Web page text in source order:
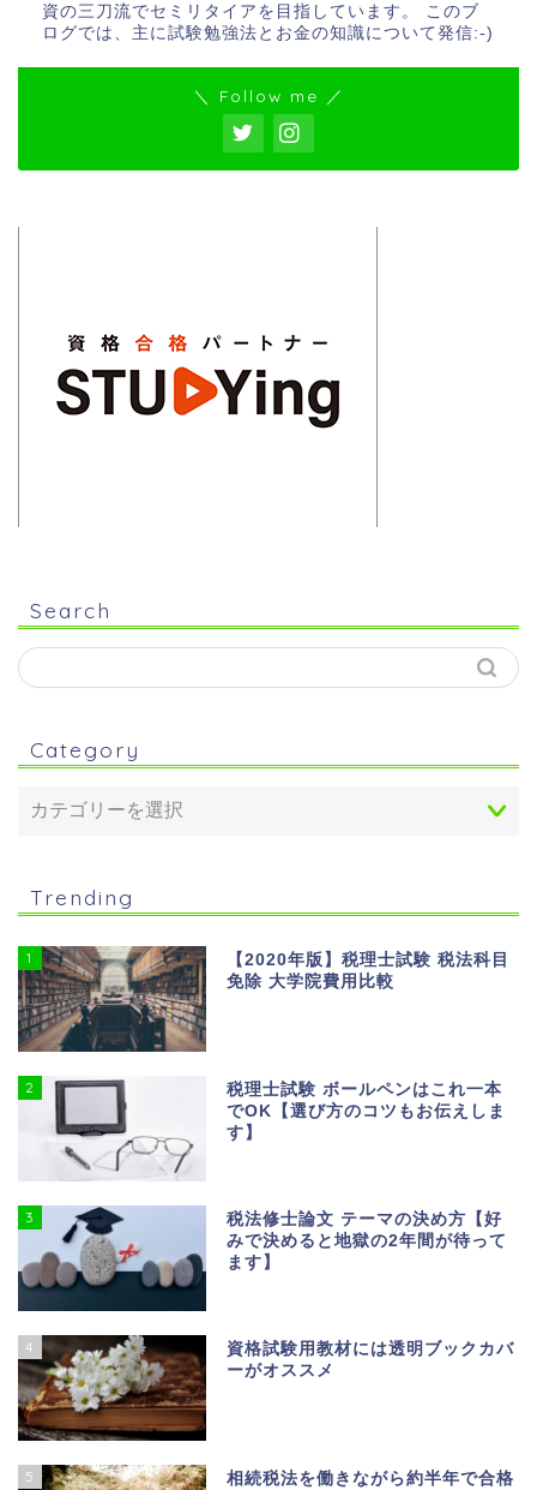
資の三刀流でセミリタイアを目指しています。 このブ
ログでは、主に試験勉強法とお金の知識について発信:-)
＼ Follow me ／
Search
Category
Trending
1
【2020年版】税理士試験 税法科目
免除 大学院費用比較
2
税理士試験 ボールペンはこれ一本
でOK【選び方のコツもお伝えしま
す】
3
税法修士論文 テーマの決め方【好
みで決めると地獄の2年間が待って
ます】
4
資格試験用教材には透明ブックカバ
ーがオススメ
5
相続税法を働きながら約半年で合格